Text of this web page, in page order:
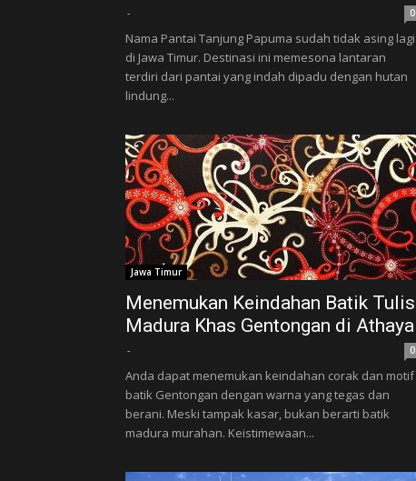
- 0
Nama Pantai Tanjung Papuma sudah tidak asing lagi
di Jawa Timur. Destinasi ini memesona lantaran
terdiri dari pantai yang indah dipadu dengan hutan
lindung...
Jawa Timur
Menemukan Keindahan Batik Tulis
Madura Khas Gentongan di Athaya
- 0
Anda dapat menemukan keindahan corak dan motif
batik Gentongan dengan warna yang tegas dan
berani. Meski tampak kasar, bukan berarti batik
madura murahan. Keistimewaan...